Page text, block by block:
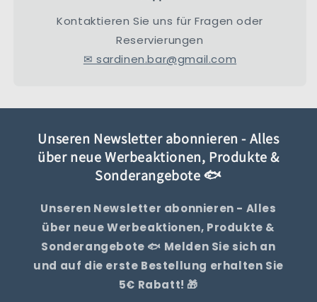
Kontaktieren Sie uns für Fragen oder
Reservierungen
✉ sardinen.bar@gmail.com
Unseren Newsletter abonnieren - Alles
über neue Werbeaktionen, Produkte &
Sonderangebote 🐟
Unseren Newsletter abonnieren - Alles
über neue Werbeaktionen, Produkte &
Sonderangebote 🐟 Melden Sie sich an
und auf die erste Bestellung erhalten Sie
5€ Rabatt! 🎁